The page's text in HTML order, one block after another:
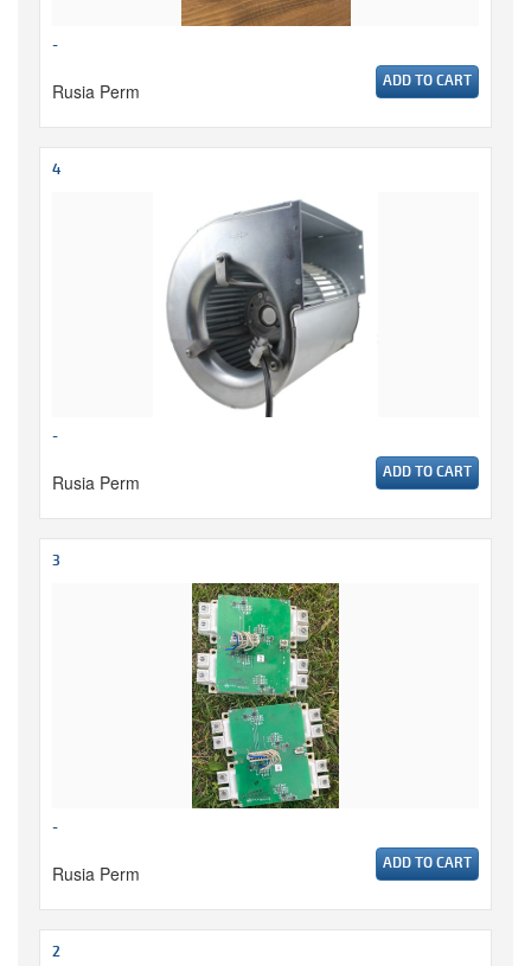
-
Rusia Perm ADD TO CART
4
-
Rusia Perm ADD TO CART
3
-
Rusia Perm ADD TO CART
2